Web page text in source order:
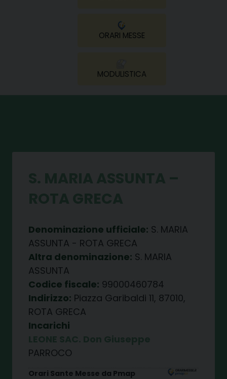
ORARI MESSE
MODULISTICA
Denominazione ufficiale: S. MARIA
ASSUNTA - ROTA GRECA
Altra denominazione: S. MARIA
ASSUNTA
Codice fiscale: 99000460784
Indirizzo: Piazza Garibaldi 11, 87010,
ROTA GRECA
Incarichi
PARROCO
Orari Sante Messe da Pmap